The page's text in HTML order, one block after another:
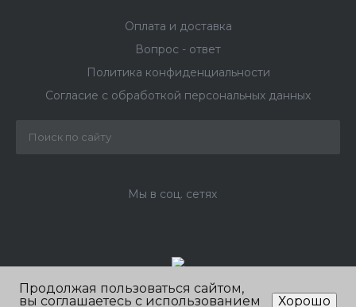
Оплата и доставка
Вопрос - ответ
Политика конфиденциальности
Согласие с обработкой персональных данных
Мы в соц. сетях
Продолжая пользоваться сайтом,
вы соглашаетесь с использованием
Хорошо